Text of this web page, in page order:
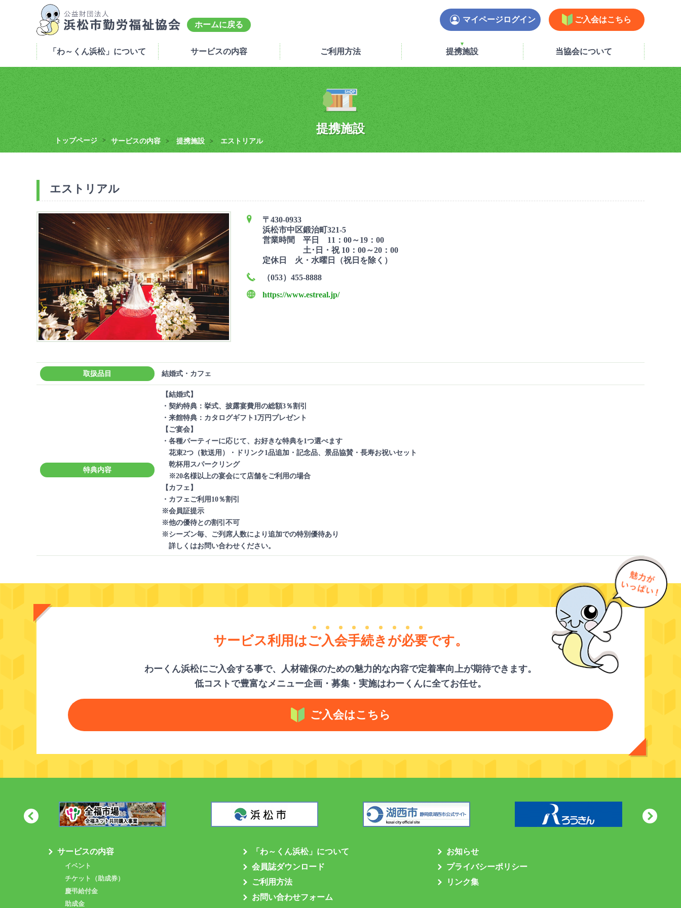
ホームに戻る
「わ～くん浜松」について サービスの内容 ご利用方法 提携施設 当協会について
マイページログイン ご入会はこちら
提携施設
トップページ > サービスの内容 > 提携施設 > エストリアル
エストリアル
〒430-0933
浜松市中区鍛治町321-5
営業時間 平日 11：00～19：00
土･日・祝 10：00～20：00
定休日 火・水曜日（祝日を除く）
（053）455-8888
https://www.estreal.jp/
取扱品目 結婚式・カフェ
特典内容
【結婚式】
・契約特典：挙式、披露宴費用の総額3％割引
・来館特典：カタログギフト1万円プレゼント
【ご宴会】
・各種パーティーに応じて、お好きな特典を1つ選べます
花束2つ（歓送用）・ドリンク1品追加・記念品、景品協賛・長寿お祝いセット
乾杯用スパークリング
※20名様以上の宴会にて店舗をご利用の場合
【カフェ】
・カフェご利用10％割引
※会員証提示
※他の優待との割引不可
※シーズン毎、ご列席人数により追加での特別優待あり
詳しくはお問い合わせください。
サービス利用はご入会手続き が必要です。
わーくん浜松にご入会する事で、人材確保のための魅力的な内容で定着率向上が期待できます。
低コストで豊富なメニュー企画・募集・実施はわーくんに全てお任せ。
ご入会はこちら
サービスの内容
イベント
チケット（助成券）
慶弔給付金
助成金
「わ～くん浜松」について
会員誌ダウンロード
ご利用方法
お問い合わせフォーム
お知らせ
プライバシーポリシー
リンク集